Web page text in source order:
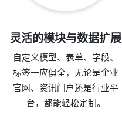
灵活的模块与数据扩展
自定义模型、表单、字段、
标签一应俱全，无论是企业
官网、资讯门户还是行业平
台，都能轻松定制。